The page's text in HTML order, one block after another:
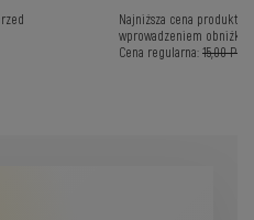
Najniższa cena produktu
wprowadzeniem obniżki:
Cena regularna: 15,00 PLN